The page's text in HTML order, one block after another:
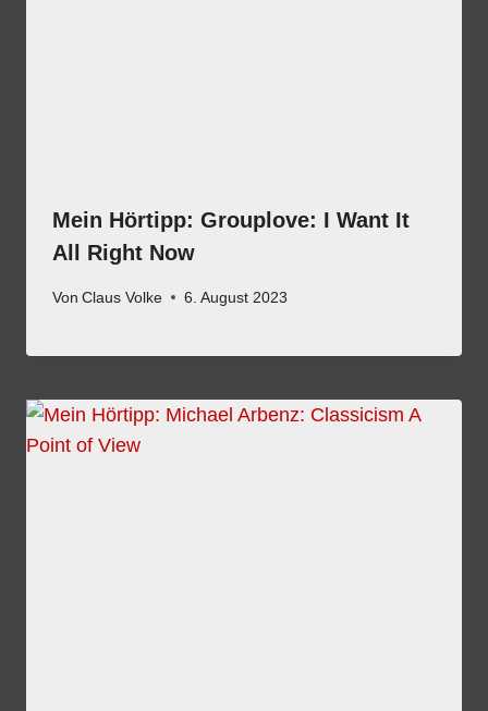
Mein Hörtipp: Grouplove: I Want It
All Right Now
Von Claus Volke 6. August 2023